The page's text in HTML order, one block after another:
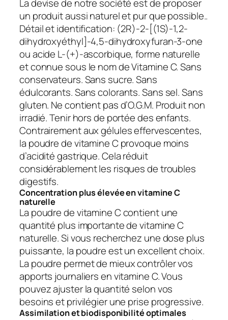
La devise de notre société est de proposer
un produit aussi naturel et pur que possible..
Détail et identification: (2R)-2-[(1S)-1,2-
dihydroxyéthyl]-4,5-dihydroxyfuran-3-one
ou acide L-(+)-ascorbique, forme naturelle
et connue sous le nom de Vitamine C. Sans
conservateurs. Sans sucre. Sans
édulcorants. Sans colorants. Sans sel. Sans
gluten. Ne contient pas d’O.G.M. Produit non
irradié. Tenir hors de portée des enfants.
Contrairement aux gélules effervescentes,
la poudre de vitamine C provoque moins
d’acidité gastrique. Cela réduit
considérablement les risques de troubles
digestifs.
Concentration plus élevée en vitamine C
naturelle
La poudre de vitamine C contient une
quantité plus importante de vitamine C
naturelle. Si vous recherchez une dose plus
puissante, la poudre est un excellent choix.
La poudre permet de mieux contrôler vos
apports journaliers en vitamine C. Vous
pouvez ajuster la quantité selon vos
besoins et privilégier une prise progressive.
Assimilation et biodisponibilité optimales